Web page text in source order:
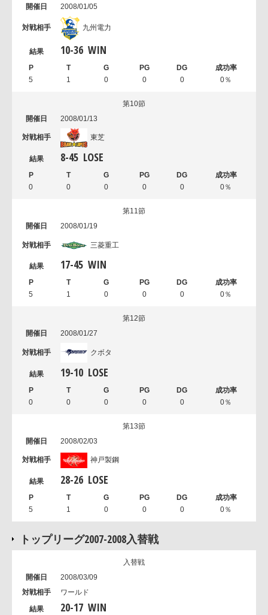
2008/01/05
九州電力
10-36 WIN
5 1 0 0 0 0％
第10節
2008/01/13
東芝
8-45 LOSE
0 0 0 0 0 0％
第11節
2008/01/19
三菱重工
17-45 WIN
5 1 0 0 0 0％
第12節
2008/01/27
クボタ
19-10 LOSE
0 0 0 0 0 0％
第13節
2008/02/03
神戸製鋼
28-26 LOSE
5 1 0 0 0 0％
トップリーグ2007-2008入替戦
入替戦
2008/03/09
ワールド
20-17 WIN